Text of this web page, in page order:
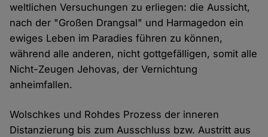
weltlichen Versuchungen zu erliegen: die Aussicht,
nach der "Großen Drangsal" und Harmagedon ein
ewiges Leben im Paradies führen zu können,
während alle anderen, nicht gottgefälligen, somit alle
Nicht-Zeugen Jehovas, der Vernichtung
anheimfallen.
Wolschkes und Rohdes Prozess der inneren
Distanzierung bis zum Ausschluss bzw. Austritt aus